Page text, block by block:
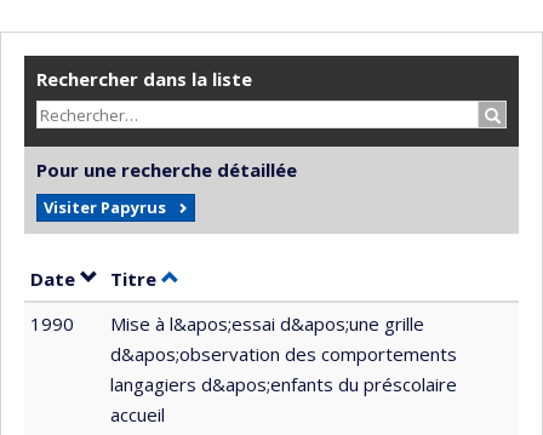
Rechercher dans la liste
Pour une recherche détaillée
Visiter Papyrus
Date Trier par date en ordre décroissant
Titre Trier par titre en ordre décroissant
1990
Mise à l&apos;essai d&apos;une grille
d&apos;observation des comportements
langagiers d&apos;enfants du préscolaire
accueil